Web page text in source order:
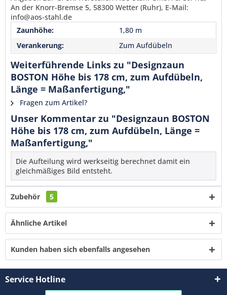
An der Knorr-Bremse 5, 58300 Wetter (Ruhr), E-Mail:
info@aos-stahl.de
Zaunhöhe:
1,80 m
Verankerung:
Zum Aufdübeln
Weiterführende Links zu "Designzaun
BOSTON Höhe bis 178 cm, zum Aufdübeln,
Länge = Maßanfertigung,"
Fragen zum Artikel?
Unser Kommentar zu "Designzaun BOSTON
Höhe bis 178 cm, zum Aufdübeln, Länge =
Maßanfertigung,"
Die Aufteilung wird werkseitig berechnet damit ein
gleichmäßiges Bild entsteht.
Zubehör 5
Ähnliche Artikel
Kunden haben sich ebenfalls angesehen
Service Hotline